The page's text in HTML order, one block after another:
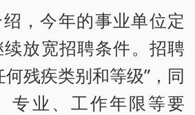
，今年的事业单位定
放宽招聘条件。招聘
残疾类别和等级”，同
专业、工作年限等要